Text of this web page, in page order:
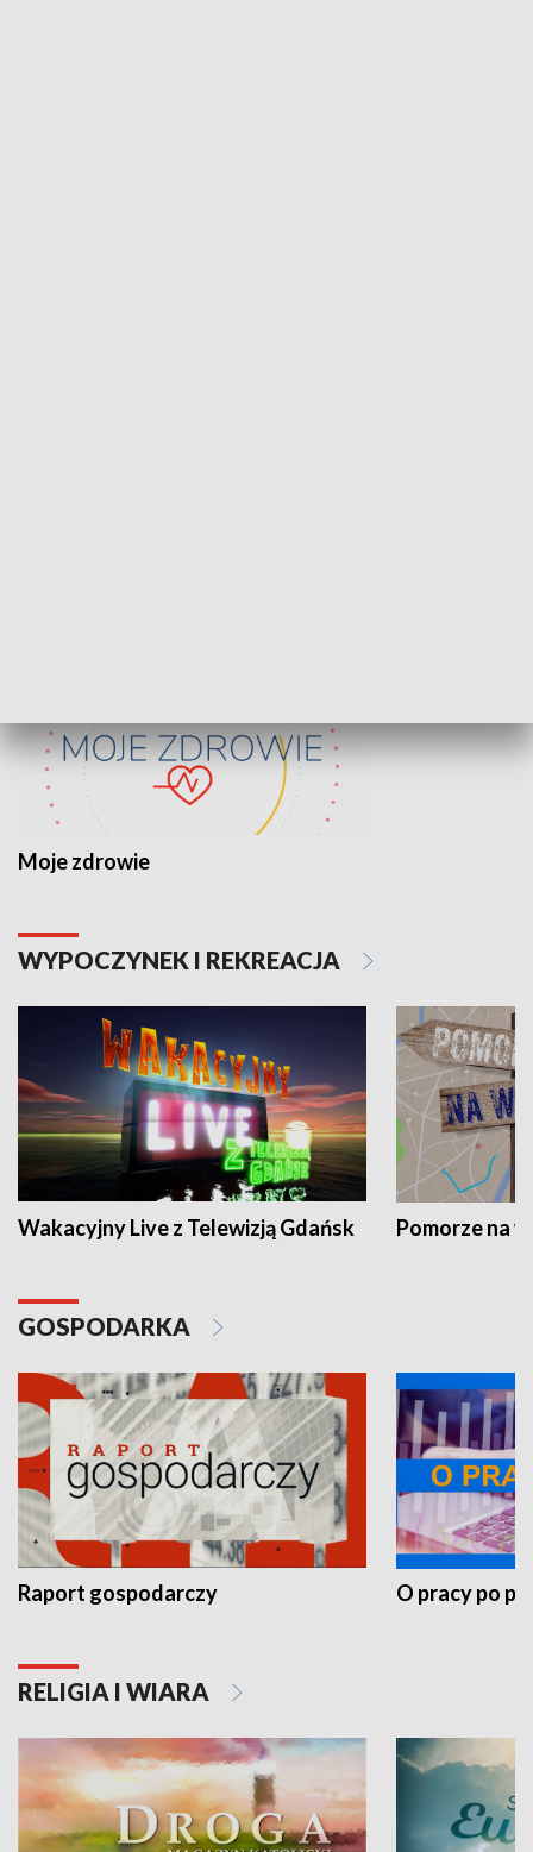
Moje zdrowie
WYPOCZYNEK I REKREACJA
Wakacyjny Live z Telewizją Gdańsk Pomorze na
GOSPODARKA
Raport gospodarczy O pracy po
RELIGIA I WIARA